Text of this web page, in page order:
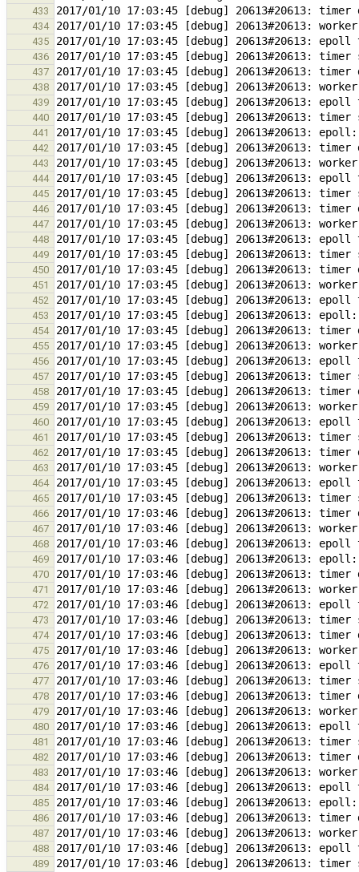
433
434
435
436
437
438
439
440
441
442
443
444
445
446
447
448
449
450
451
452
453
454
455
456
457
458
459
460
461
462
463
464
465
466
467
468
469
470
471
472
473
474
475
476
477
478
479
480
481
482
483
484
485
486
487
488
489